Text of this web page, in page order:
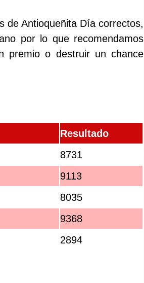
de Antioqueñita Día correctos,
por lo que recomendamos
premio o destruir un chance
Resultado
8731
9113
8035
9368
2894